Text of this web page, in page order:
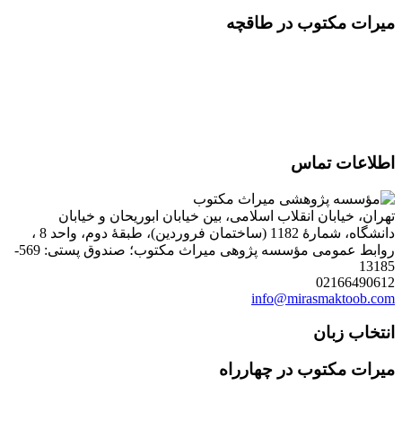
میرات مکتوب در طاقچه
اطلاعات تماس
تهران، خیابان انقلاب اسلامی، بین خیابان ابوریحان و خیابان
دانشگاه، شمارۀ 1182 (ساختمان فروردین)، طبقۀ دوم، واحد 8 ،
روابط عمومی مؤسسه پژوهی میراث مکتوب؛ صندوق پستی: 569-
13185
02166490612
info@mirasmaktoob.com
انتخاب زبان
میرات مکتوب در چهارراه